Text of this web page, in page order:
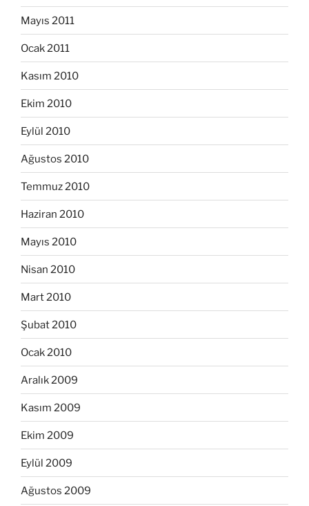
Mayıs 2011
Ocak 2011
Kasım 2010
Ekim 2010
Eylül 2010
Ağustos 2010
Temmuz 2010
Haziran 2010
Mayıs 2010
Nisan 2010
Mart 2010
Şubat 2010
Ocak 2010
Aralık 2009
Kasım 2009
Ekim 2009
Eylül 2009
Ağustos 2009